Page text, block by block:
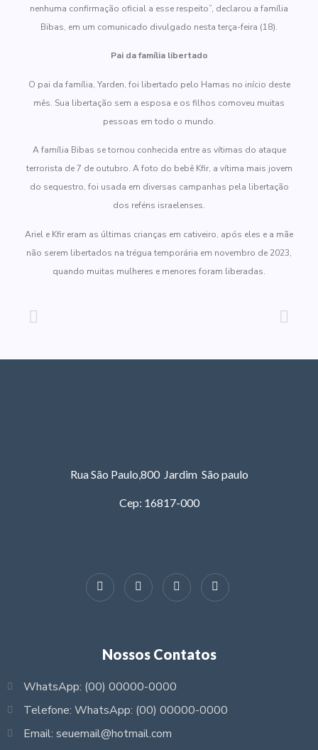
nenhuma confirmação oficial a esse respeito”, declarou a família
Bibas, em um comunicado divulgado nesta terça-feira (18).
Pai da família libertado
O pai da família, Yarden, foi libertado pelo Hamas no início deste
mês. Sua libertação sem a esposa e os filhos comoveu muitas
pessoas em todo o mundo.
A família Bibas se tornou conhecida entre as vítimas do ataque
terrorista de 7 de outubro. A foto do bebê Kfir, a vítima mais jovem
do sequestro, foi usada em diversas campanhas pela libertação
dos reféns israelenses.
Ariel e Kfir eram as últimas crianças em cativeiro, após eles e a mãe
não serem libertados na trégua temporária em novembro de 2023,
quando muitas mulheres e menores foram liberadas.
Rua São Paulo,800 Jardim São paulo
Cep: 16817-000
Nossos Contatos
WhatsApp: (00) 00000-0000
Telefone: WhatsApp: (00) 00000-0000
Email: seuemail@hotmail.com